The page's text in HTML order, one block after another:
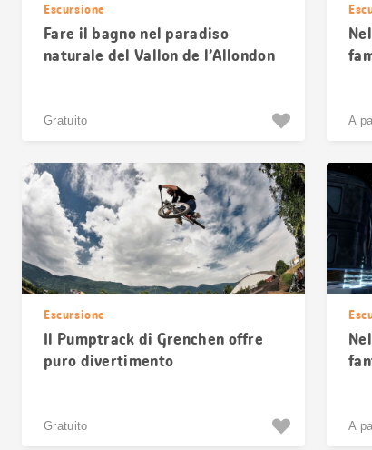
Escursione
Fare il bagno nel paradiso
naturale del Vallon de l’Allondon
Gratuito A
Escursione
Il Pumptrack di Grenchen offre
puro divertimento
Gratuito A